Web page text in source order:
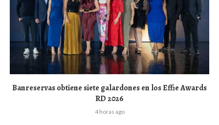
Banreservas obtiene siete galardones en los Effie Awards
RD 2026
4 horas ago